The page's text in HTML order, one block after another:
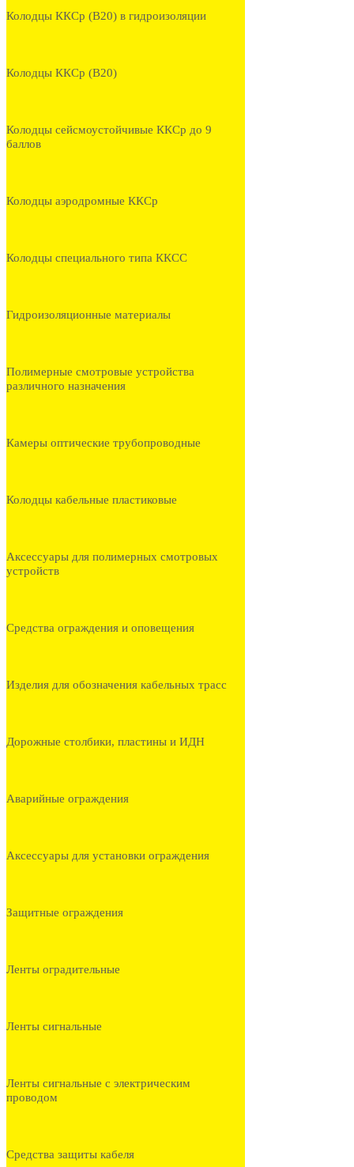
Колодцы ККСр (В20) в гидроизоляции
Колодцы ККСр (В20)
Колодцы сейсмоустойчивые ККСр до 9
баллов
Колодцы аэродромные ККСр
Колодцы специального типа ККСС
Гидроизоляционные материалы
Полимерные смотровые устройства
различного назначения
Камеры оптические трубопроводные
Колодцы кабельные пластиковые
Аксессуары для полимерных смотровых
устройств
Средства ограждения и оповещения
Изделия для обозначения кабельных трасс
Дорожные столбики, пластины и ИДН
Аварийные ограждения
Аксессуары для установки ограждения
Защитные ограждения
Ленты оградительные
Ленты сигнальные
Ленты сигнальные с электрическим
проводом
Средства защиты кабеля